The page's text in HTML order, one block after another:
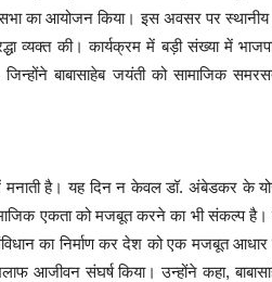
का आयोजन किया। इस अवसर पर स्थानीय
व्यक्त की। कार्यक्रम में बड़ी संख्या में भाजपा
बाबासाहेब जयंती को सामाजिक
में मनाती है। यह दिन न केवल डॉ. अंबेडकर के
एकता को मजबूत करने का भी संकल्प है।
का निर्माण कर देश को एक मजबूत
आजीवन संघर्ष किया। उन्होंने कहा,